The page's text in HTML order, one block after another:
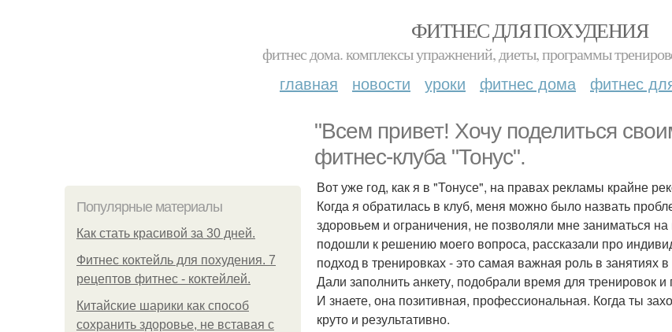
ФИТНЕС ДЛЯ ПОХУДЕНИЯ
фитнес дома. комплексы упражнений, диеты, программы
главная новости уроки фитнес дома фитнес
"Всем привет! Хочу поделиться
фитнес-клуба "Тонус".
Популярные материалы
Как стать красивой за 30 дней.
Фитнес коктейль для похудения. 7
рецептов фитнес - коктейлей.
Китайские шарики как способ
сохранить здоровье, не вставая с
Вот уже год, как я в "Тонусе", на правах рекламы крайне
Когда я обратилась в клуб, меня можно было назвать
здоровьем и ограничения, не позволяли мне заниматься
подошли к решению моего вопроса, рассказали про
подход в тренировках - это самая важная роль в занятиях в
Дали заполнить анкету, подобрали время для тренировок
И знаете, она позитивная, профессиональная. Когда ты
круто и результативно.